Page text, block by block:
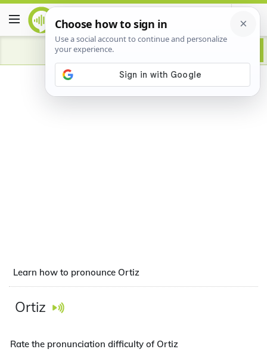
Advertisement
Learn how to pronounce Ortiz
Ortiz
Rate the pronunciation difficulty of Ortiz